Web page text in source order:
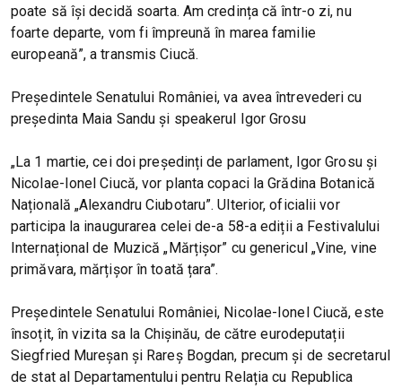
poate să își decidă soarta. Am credința că într-o zi, nu
foarte departe, vom fi împreună în marea familie
europeană”, a transmis Ciucă.
Președintele Senatului României, va avea întrevederi cu
președinta Maia Sandu și speakerul Igor Grosu
„La 1 martie, cei doi președinți de parlament, Igor Grosu și
Nicolae-Ionel Ciucă, vor planta copaci la Grădina Botanică
Națională „Alexandru Ciubotaru”. Ulterior, oficialii vor
participa la inaugurarea celei de-a 58-a ediții a Festivalului
Internațional de Muzică „Mărțișor” cu genericul „Vine, vine
primăvara, mărțișor în toată țara”.
Președintele Senatului României, Nicolae-Ionel Ciucă, este
însoțit, în vizita sa la Chișinău, de către eurodeputații
Siegfried Mureșan și Rareș Bogdan, precum și de secretarul
de stat al Departamentului pentru Relația cu Republica